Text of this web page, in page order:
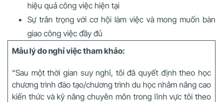
hiệu quả công việc hiện tại
Sự trân trọng với cơ hội làm việc và mong muốn bàn
giao công việc đầy đủ
Mẫu lý do nghỉ việc tham khảo:
“Sau một thời gian suy nghĩ, tôi đã quyết định theo học
chương trình đào tạo/chương trình du học nhằm nâng cao
kiến thức và kỹ năng chuyên môn trong lĩnh vực tôi theo